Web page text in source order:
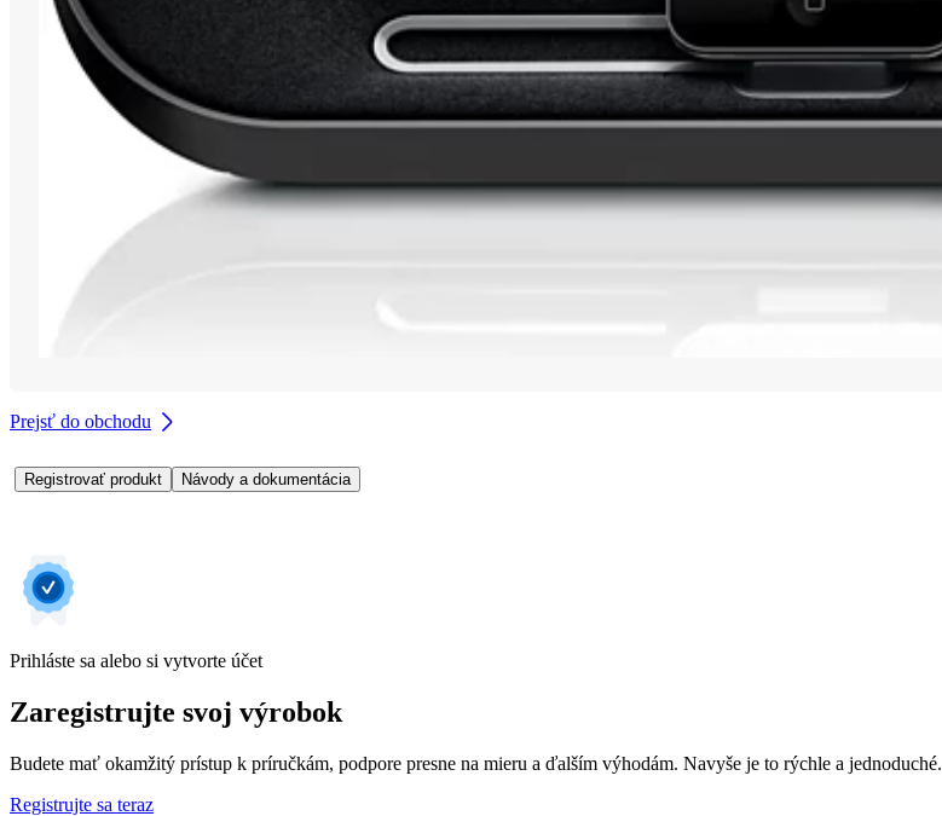
Prejsť do obchodu
Registrovať produkt Návody a dokumentácia
Prihláste sa alebo si vytvorte účet
Zaregistrujte svoj výrobok
Budete mať okamžitý prístup k príručkám, podpore presne na mieru a ďalším výhodám. Navyše je to rýchle a jednoduché.
Registrujte sa teraz